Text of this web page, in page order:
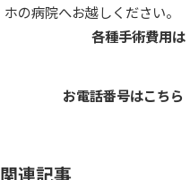
ホの病院へお越しください。
各種手術費用は
お電話番号はこちら
関連記事